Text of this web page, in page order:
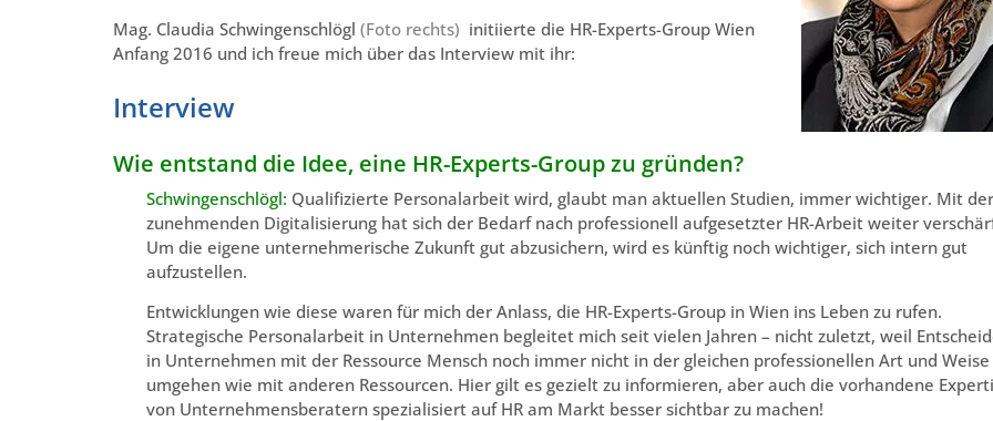
Mag. Claudia Schwingenschlögl (Foto rechts) initiierte die HR-Experts-Group Wien
Anfang 2016 und ich freue mich über das Interview mit ihr:
Interview
Wie entstand die Idee, eine HR-Experts-Group zu gründen?
Schwingenschlögl: Qualifizierte Personalarbeit wird, glaubt man aktuellen Studien, immer wichtiger. Mit der
zunehmenden Digitalisierung hat sich der Bedarf nach professionell aufgesetzter HR-Arbeit weiter
Um die eigene unternehmerische Zukunft gut abzusichern, wird es künftig noch wichtiger, sich intern gut
aufzustellen.
Entwicklungen wie diese waren für mich der Anlass, die HR-Experts-Group in Wien ins Leben zu rufen.
Strategische Personalarbeit in Unternehmen begleitet mich seit vielen Jahren – nicht zuletzt, weil
in Unternehmen mit der Ressource Mensch noch immer nicht in der gleichen professionellen Art und Weise
umgehen wie mit anderen Ressourcen. Hier gilt es gezielt zu informieren, aber auch die vorhandene
von Unternehmensberatern spezialisiert auf HR am Markt besser sichtbar zu machen!